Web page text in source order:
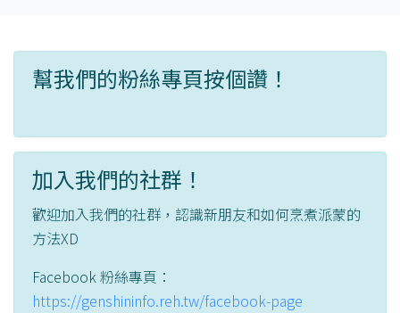
幫我們的粉絲專頁按個讚！
加入我們的社群！
歡迎加入我們的社群，認識新朋友和如何烹煮派蒙的
方法XD
Facebook 粉絲專頁：
https://genshininfo.reh.tw/facebook-page